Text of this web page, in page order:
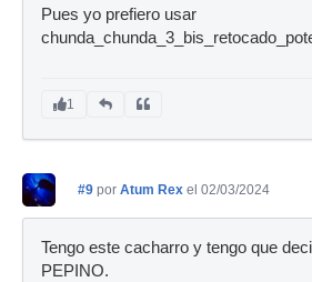
Pues yo prefiero usar
1
#9 por Atum Rex el 02/03/2024
Tengo este cacharro y tengo que
PEPINO.